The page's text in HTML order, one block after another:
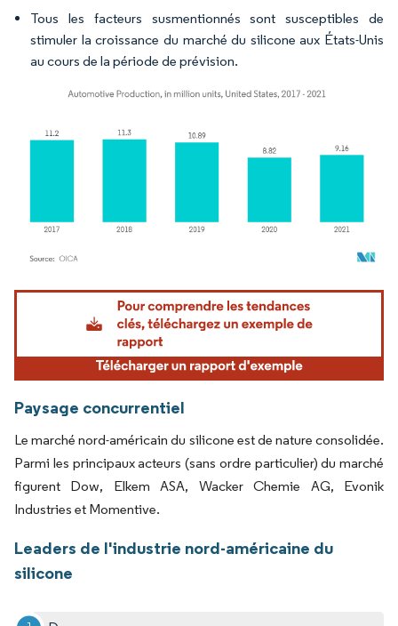
Tous les facteurs susmentionnés sont susceptibles de
stimuler la croissance du marché du silicone aux États-Unis
au cours de la période de prévision.
Image © Mordor Intelligence. La réutilisation nécessite une attribution sous CC BY
Paysage concurrentiel
Le marché nord-américain du silicone est de nature consolidée.
Parmi les principaux acteurs (sans ordre particulier) du marché
figurent Dow, Elkem ASA, Wacker Chemie AG, Evonik
Industries et Momentive.
Leaders de l'industrie nord-américaine du
silicone